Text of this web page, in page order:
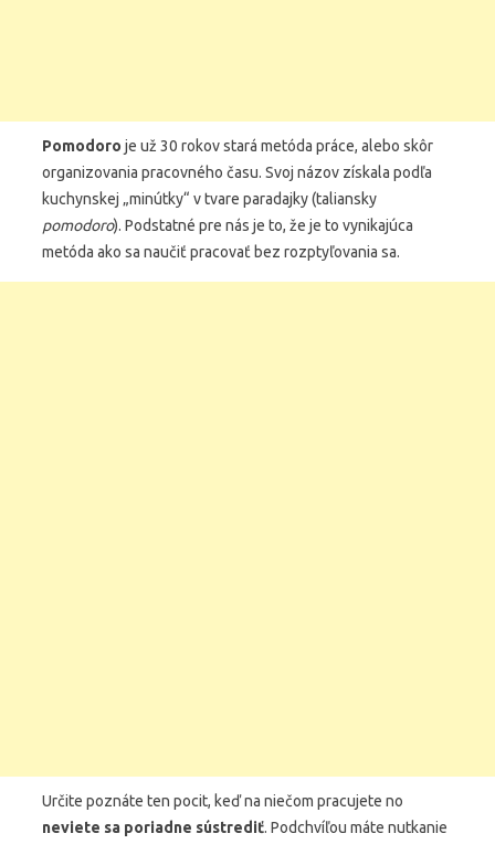
Pomodoro je už 30 rokov stará metóda práce, alebo skôr
organizovania pracovného času. Svoj názov získala podľa
kuchynskej „minútky“ v tvare paradajky (taliansky
pomodoro). Podstatné pre nás je to, že je to vynikajúca
metóda ako sa naučiť pracovať bez rozptyľovania sa.
Určite poznáte ten pocit, keď na niečom pracujete no
neviete sa poriadne sústrediť. Podchvíľou máte nutkanie